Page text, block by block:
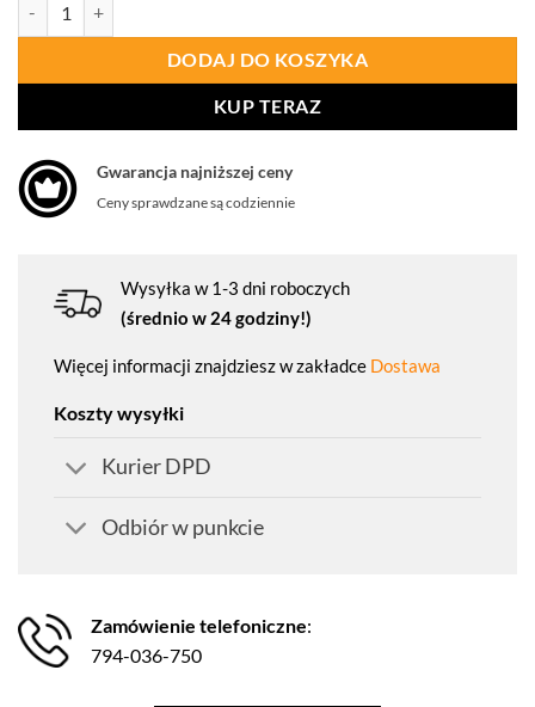
DODAJ DO KOSZYKA
KUP TERAZ
Gwarancja najniższej ceny
Ceny sprawdzane są codziennie
Wysyłka w 1-3 dni roboczych
(średnio w 24 godziny!)
Więcej informacji znajdziesz w zakładce Dostawa
Koszty wysyłki
Kurier DPD
Odbiór w punkcie
Zamówienie telefoniczne:
794-036-750